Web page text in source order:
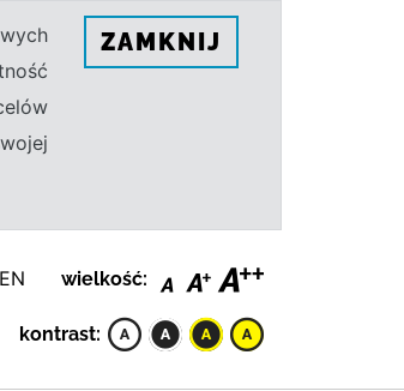
ZAMKNIJ
EN wielkość:
kontrast: